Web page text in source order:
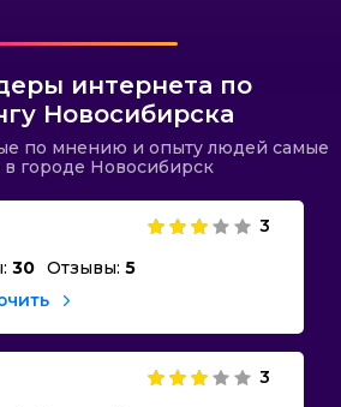
интернета по
Новосибирска
по мнению и опыту людей самые
городе Новосибирск
3
30 Отзывы: 5
3